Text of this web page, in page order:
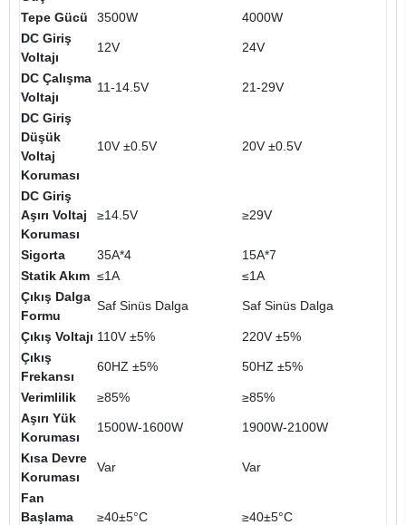
Tepe Gücü 3500W
4000W
DC Giriş
Voltajı
12V 24V
DC Çalışma
Voltajı
11-14.5V 21-29V
DC Giriş
Düşük
Voltaj
Koruması
10V ±0.5V 20V ±0.5V
DC Giriş
Aşırı Voltaj
Koruması
≥14.5V ≥29V
Sigorta 35A*4
15A*7
Statik Akım ≤1A
≤1A
Çıkış Dalga
Formu
Saf Sinüs Dalga Saf Sinüs Dalga
Çıkış Voltajı 110V ±5%
220V ±5%
Çıkış
Frekansı
60HZ ±5% 50HZ ±5%
Verimlilik ≥85%
≥85%
Aşırı Yük
Koruması
1500W-1600W 1900W-2100W
Kısa Devre
Koruması
Var Var
Fan
Başlama
≥40±5°C ≥40±5°C